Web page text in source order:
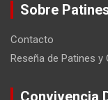
Sobre
Contacto
Reseña de Patines y
Convivencia